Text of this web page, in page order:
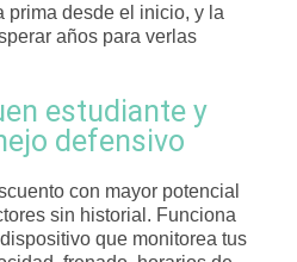
prima desde el inicio, y la
años para verlas
estudiante y
defensivo
con mayor potencial
sin historial. Funciona
que monitorea tus